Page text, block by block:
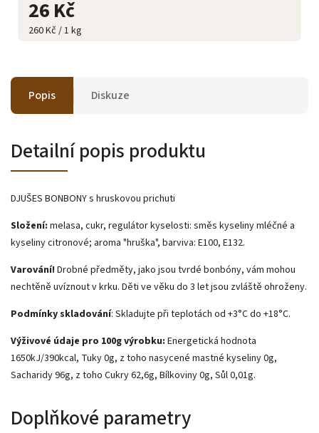
26 Kč
260 Kč / 1 kg
Popis Diskuze
Detailní popis produktu
DJUŠES BONBONY s hruskovou prichuti
Složení: melasa, cukr, regulátor kyselosti: směs kyseliny mléčné a
kyseliny citronové; aroma "hruška", barviva: E100, E132.
Varování! Drobné předměty, jako jsou tvrdé bonbóny, vám mohou
nechtěně uvíznout v krku. Děti ve věku do 3 let jsou zvláště ohroženy.
Podmínky skladování: Skladujte při teplotách od +3°C do +18°C.
Výživové údaje pro 100g výrobku: Energetická hodnota
1650kJ/390kcal, Tuky 0g, z toho nasycené mastné kyseliny 0g,
Sacharidy 96g, z toho Cukry 62,6g, Bílkoviny 0g, Sůl 0,01g.
Doplňkové parametry